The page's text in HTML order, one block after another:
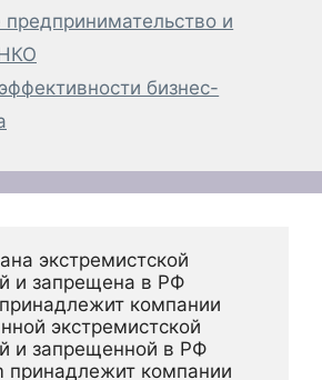
и
бизнес-
экстремистской
и запрещена в РФ
компании
экстремистской
и запрещенной в РФ
принадлежит компании